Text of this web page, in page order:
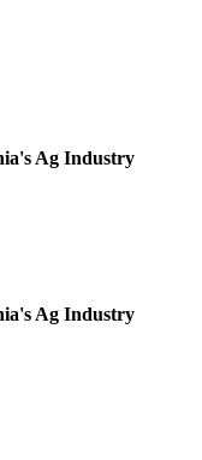
Ag Industry
Ag Industry